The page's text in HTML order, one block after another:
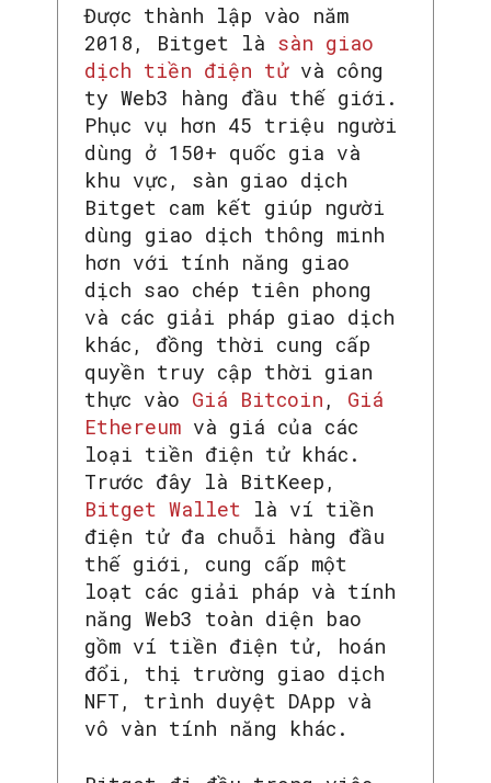
Được thành lập vào năm
2018, Bitget là sàn giao
dịch tiền điện tửvà công
ty Web3 hàng đầu thế giới.
Phục vụ hơn 45 triệu người
dùng ở 150+ quốc gia và
khu vực, sàn giao dịch
Bitget cam kết giúp người
dùng giao dịch thông minh
hơn với tính năng giao
dịch sao chép tiên phong
và các giải pháp giao dịch
khác, đồng thời cung cấp
quyền truy cập thời gian
thực vào Giá Bitcoin ,
Giá
Ethereum và giá của các
loại tiền điện tử khác.
Trước đây là BitKeep,
Bitget Wallet là ví tiền
điện tử đa chuỗi hàng đầu
thế giới, cung cấp một
loạt các giải pháp và tính
năng Web3 toàn diện bao
gồm ví tiền điện tử, hoán
đổi, thị trường giao dịch
NFT, trình duyệt DApp và
vô vàn tính năng khác.